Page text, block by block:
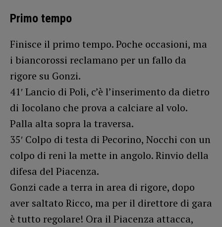
Primo tempo
Finisce il primo tempo. Poche occasioni, ma
i biancorossi reclamano per un fallo da
rigore su Gonzi.
41′ Lancio di Poli, c’è l’inserimento da dietro
di Iocolano che prova a calciare al volo.
Palla alta sopra la traversa.
35′ Colpo di testa di Pecorino, Nocchi con un
colpo di reni la mette in angolo. Rinvio della
difesa del Piacenza.
Gonzi cade a terra in area di rigore, dopo
aver saltato Ricco, ma per il direttore di gara
è tutto regolare! Ora il Piacenza attacca,